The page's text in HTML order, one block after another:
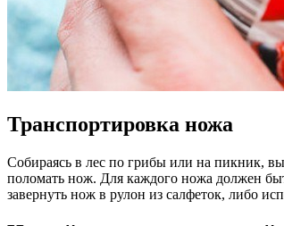
Транспортировка ножа
Собираясь в лес по грибы или на пикник,
поломать нож. Для каждого ножа должен
завернуть нож в рулон из салфеток, либо